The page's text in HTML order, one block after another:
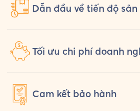
Dẫn đầu về tiến độ
Tối ưu chi phí doanh
Cam kết bảo hành